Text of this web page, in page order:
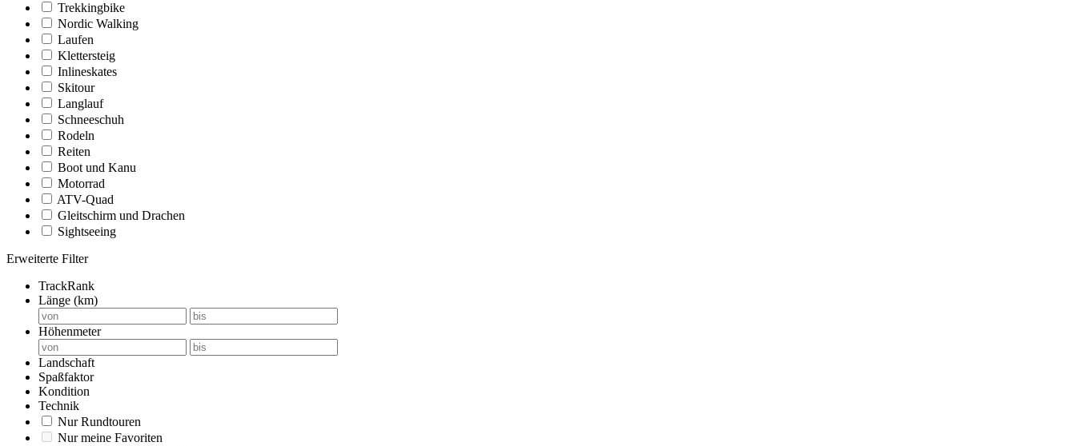
Trekkingbike
Nordic Walking
Laufen
Klettersteig
Inlineskates
Skitour
Langlauf
Schneeschuh
Rodeln
Reiten
Boot und Kanu
Motorrad
ATV-Quad
Gleitschirm und Drachen
Sightseeing
Erweiterte Filter
TrackRank
Länge (km)
Höhenmeter
Landschaft
Spaßfaktor
Kondition
Technik
Nur Rundtouren
Nur meine Favoriten